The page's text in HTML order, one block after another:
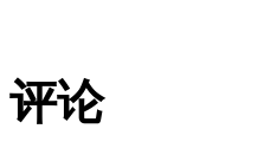
评论